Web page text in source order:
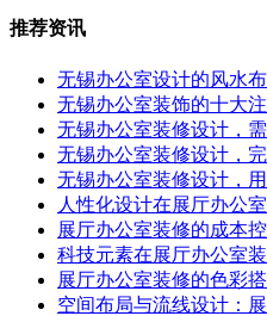
推荐资讯
无锡办公室设计的风水
无锡办公室装饰的十大
无锡办公室装修设计，
无锡办公室装修设计，
无锡办公室装修设计，
人性化设计在展厅办公
展厅办公室装修的成本
科技元素在展厅办公室
展厅办公室装修的色彩
空间布局与流线设计：